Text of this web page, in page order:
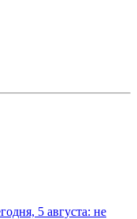
5 августа: не